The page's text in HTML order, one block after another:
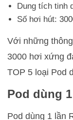
Dung tích tinh
Số hơi hút:
Với những
3000 hơi xứng
TOP 5 loại Pod
Pod dùng
Pod dùng 1 lần